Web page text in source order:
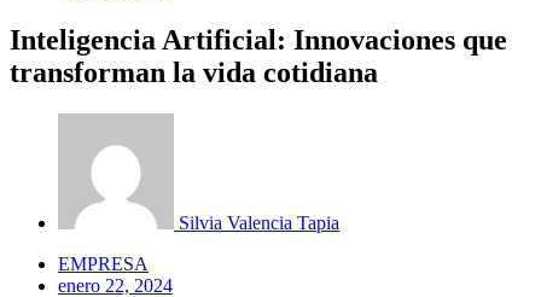
Inteligencia Artificial: Innovaciones que
transforman la vida cotidiana
Silvia Valencia Tapia
EMPRESA
enero 22, 2024